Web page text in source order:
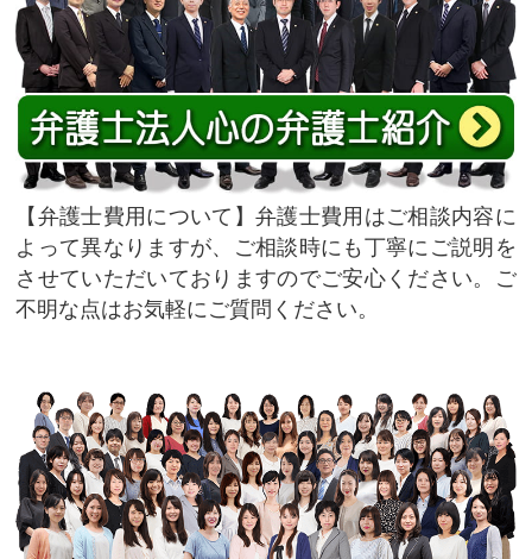
弁護士費用について
弁護士費用はご相談内容に
よって異なりますが、ご相談時にも丁寧にご説明を
させていただいておりますのでご安心ください。ご
不明な点はお気軽にご質問ください。